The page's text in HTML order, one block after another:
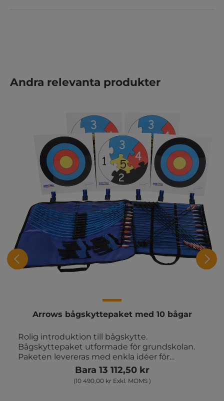
Hoppa över produktgalleri
Andra relevanta produkter
Arrows bågskyttepaket med 10 bågar
Rolig introduktion till bågskytte.
Bågskyttepaket utformade för grundskolan.
Paketen levereras med enkla idéer för
aktiviteter och tävlingar som kan användas på
idrottslektioner, ämnesövergripande och i
fritidsverksamhet m.m. Levereras med
Bara 13 112,50 kr
(10 490,00 kr Exkl. MOMS )